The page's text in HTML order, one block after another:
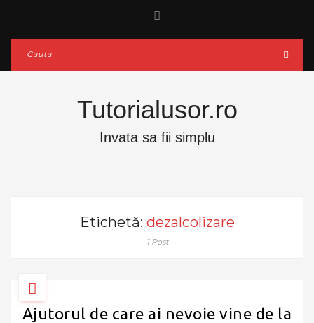
Tutorialusor.ro
Invata sa fii simplu
Etichetă: dezalcolizare
1 Post
Ajutorul de care ai nevoie vine de la